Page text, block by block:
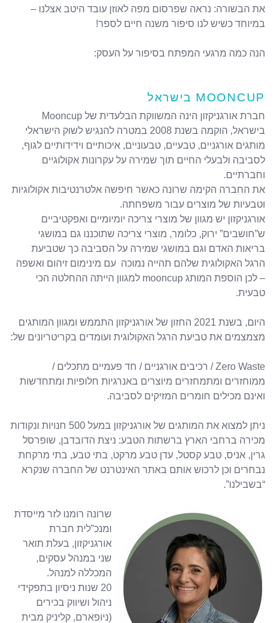
את הבשורה: נראה שפרסום מפה לאוזן עובד היטב אצלנו –
במיוחד כשיש לנו סיפור משנה חיים לספר!
הנה כמה מרגעי המפתח בסיפור על העסק:
MOONCUP בישראל
חברת אורגניקזון הינה המשווקת הבלעדית של Mooncup
בישראל, הוקמה בשנת 2008 במטרה להנגיש לשוק הישראלי
מותגים אורגניים, טבעיים, טבעוניים, איכותיים וידידותיים לגוף,
לסביבה ולבעלי החיים תוך שמירה על עקרונות אקולוגיים
וחברתיים.
את החברה הקימה שרונה כאשר חיפשה אלטרנטיבות אקולוגיות
וטבעיות של מוצרים עבור משפחתה.
אורגניקזון יש מגוון של מוצרי צריכה יומיומיים ואפקטיביים
ש”חושבים” ירוק, כלומר, מוצרי צריכה שתוכננו גם במושגי
בריאות האדם וגם במושגי שמירה על הסביבה כך שטביעת
הרגל האקולוגית שלהם תהייה נמוכה עם מינימום זיהום ואשפה
– לכן הוספת המותג mooncup למגוון הייתה ההחלטה הכי
טבעית.
היום, בשנת 2021 החזון של אורגניקזון התממש ומגוון המותגים
מצמצמים את טביעת הרגל האקולוגית ועומדים בקריטריונים של:
Zero Waste / רכיבים אורגניים / חד פעמיים מתכלים /
ממוחזרים ומתמחזרים מיוצרים באנרגיות חלופיות ומתחדשות
ואינם מכילים חומרים המזיקים לסביבה.
ניתן למצוא את המותגים של אורגניקזון במעל 500 חנויות ונקודות
מכירה ברחבי הארץ ברשתות הטבע: ניצת הדובדבן, שופרסל
גרין, אניס, טבע קסטל, עדן טבע מרקט, בתי טבע, בתי מרקחת
נבחרים וכן לרכוש אותם באתר האינטרנט של החברה שנקרא
“בשבילנו”.
שרונה רומנו לזר מייסדת
ומנכ”לית חברת
אורגניקזון, בעלת תואר
שני במנהל עסקים,
המכללה למנהל.
20 שנות ניסיון בתפקידי
ניהול ושיווק בכירים
(ניופארם, קליניק מבית